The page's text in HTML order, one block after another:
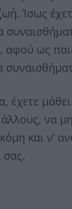
Ίσως
αφού ως
έχετε
να
και ν’